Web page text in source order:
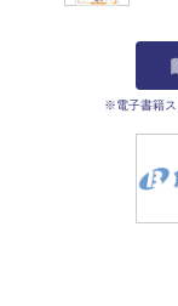
※電子書籍ス